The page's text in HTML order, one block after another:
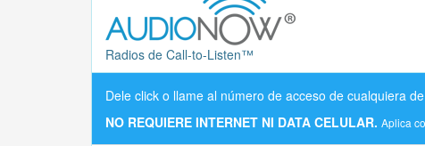
Radios de Call-to-Listen™
Dele click o llame al número de acceso de cualquiera
NO REQUIERE INTERNET NI DATA CELULAR. Aplica